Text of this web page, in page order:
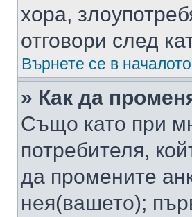
хора,
отговори след
Върнете се в началото
» Как да
Също като при
потребителя,
да промените
нея(вашето);